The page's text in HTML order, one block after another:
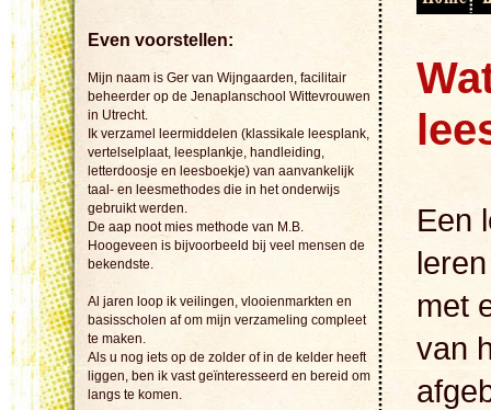
Even voorstellen:
Mijn naam is Ger van Wijngaarden, facilitair
beheerder op de Jenaplanschool Wittevrouwen
in Utrecht.
Ik verzamel leermiddelen (klassikale leesplank,
vertelselplaat, leesplankje, handleiding,
letterdoosje en leesboekje) van aanvankelijk
taal- en leesmethodes die in het onderwijs
gebruikt werden.
De aap noot mies methode van M.B.
Hoogeveen is bijvoorbeeld bij veel mensen de
bekendste.
Al jaren loop ik veilingen, vlooienmarkten en
basisscholen af om mijn verzameling compleet
te maken.
Als u nog iets op de zolder of in de kelder heeft
liggen, ben ik vast geïnteresseerd en bereid om
langs te komen.
Een
met
van